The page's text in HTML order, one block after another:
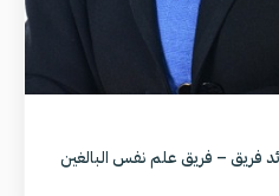
فريق – فريق علم نفس البالغين